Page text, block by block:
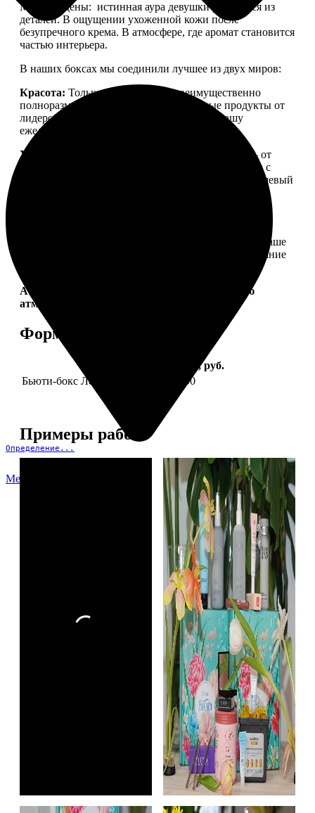
Определение...
Меню
Мы убеждены: истинная аура девушки рождается из
деталей. В ощущении ухоженной кожи после
безупречного крема. В атмосфере, где аромат становится
частью интерьера.
В наших боксах мы соединили лучшее из двух миров:
Красота: Только качественная, преимущественно
полноразмерная косметика. Проверенные продукты от
лидеров бьюти-рынка, которые войдут в вашу
ежедневную рутину.
Уют:
Детали для дома, создающие настроение — от
свечей для медитации до арома-капсул для стирки с
уникальной парфюмерной молекулой. Тонкий нишевый
себе. Это коллекция продуктов, которые создадут ваше
идеальное настроение и подчеркнут природное сияние
Aura Project by
— создай свою
атмосферу!
Форматы и цены
Услуга
Цена, руб.
Бьюти-бокс Леди Mail "Весна"
2590
Примеры работ